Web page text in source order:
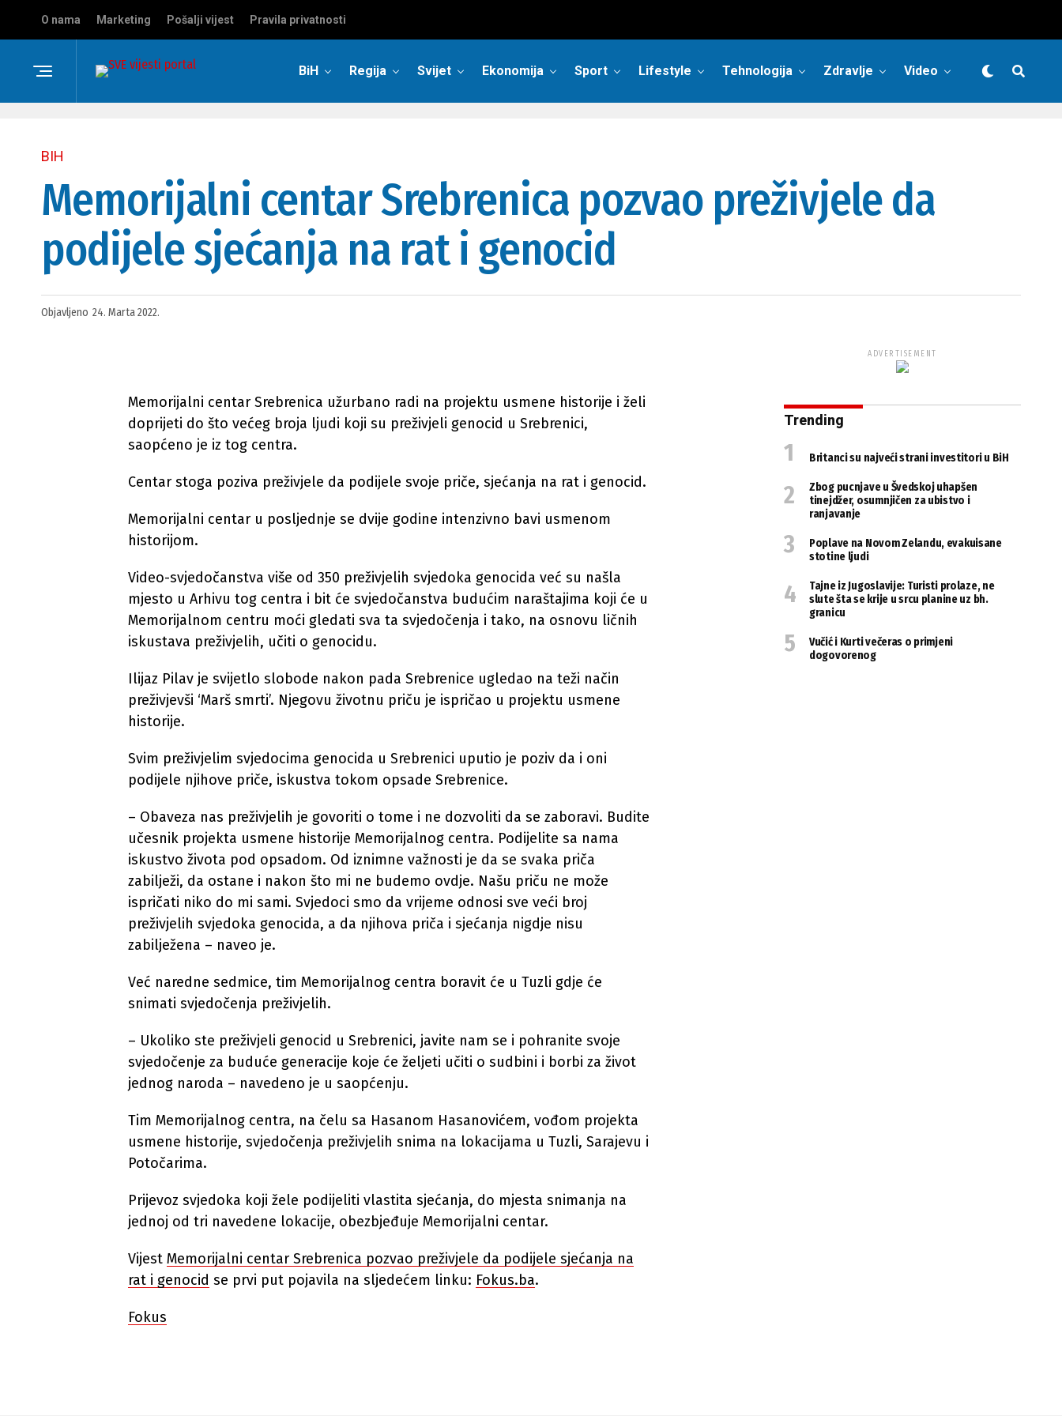
O nama Marketing Pošalji vijest Pravila privatnosti
BiH Regija Svijet Ekonomija Sport Lifestyle Tehnologija Zdravlje Video
BIH
Memorijalni centar Srebrenica pozvao preživjele da
podijele sjećanja na rat i genocid
Objavljeno 24. Marta 2022.
Memorijalni centar Srebrenica užurbano radi na projektu usmene historije i želi
doprijeti do što većeg broja ljudi koji su preživjeli genocid u Srebrenici,
saopćeno je iz tog centra.
Centar stoga poziva preživjele da podijele svoje priče, sjećanja na rat i genocid.
Memorijalni centar u posljednje se dvije godine intenzivno bavi usmenom
historijom.
Video-svjedočanstva više od 350 preživjelih svjedoka genocida već su našla
mjesto u Arhivu tog centra i bit će svjedočanstva budućim naraštajima koji će u
Memorijalnom centru moći gledati sva ta svjedočenja i tako, na osnovu ličnih
iskustava preživjelih, učiti o genocidu.
Ilijaz Pilav je svijetlo slobode nakon pada Srebrenice ugledao na teži način
preživjevši ‘Marš smrti’. Njegovu životnu priču je ispričao u projektu usmene
historije.
Svim preživjelim svjedocima genocida u Srebrenici uputio je poziv da i oni
podijele njihove priče, iskustva tokom opsade Srebrenice.
– Obaveza nas preživjelih je govoriti o tome i ne dozvoliti da se zaboravi. Budite
učesnik projekta usmene historije Memorijalnog centra. Podijelite sa nama
iskustvo života pod opsadom. Od iznimne važnosti je da se svaka priča
zabilježi, da ostane i nakon što mi ne budemo ovdje. Našu priču ne može
ispričati niko do mi sami. Svjedoci smo da vrijeme odnosi sve veći broj
preživjelih svjedoka genocida, a da njihova priča i sjećanja nigdje nisu
zabilježena – naveo je.
Već naredne sedmice, tim Memorijalnog centra boravit će u Tuzli gdje će
snimati svjedočenja preživjelih.
– Ukoliko ste preživjeli genocid u Srebrenici, javite nam se i pohranite svoje
svjedočenje za buduće generacije koje će željeti učiti o sudbini i borbi za život
jednog naroda – navedeno je u saopćenju.
Tim Memorijalnog centra, na čelu sa Hasanom Hasanovićem, vođom projekta
usmene historije, svjedočenja preživjelih snima na lokacijama u Tuzli, Sarajevu i
Potočarima.
Prijevoz svjedoka koji žele podijeliti vlastita sjećanja, do mjesta snimanja na
jednoj od tri navedene lokacije, obezbjeđuje Memorijalni centar.
Vijest Memorijalni centar Srebrenica pozvao preživjele da podijele sjećanja na
rat i genocid se prvi put pojavila na sljedećem linku: Fokus.ba.
Fokus
ADVERTISEMENT
Trending
Britanci su najveći strani investitori u BiH
Zbog pucnjave u Švedskoj uhapšen
tinejdžer, osumnjičen za ubistvo i
ranjavanje
Poplave na Novom Zelandu, evakuisane
stotine ljudi
Tajne iz Jugoslavije: Turisti prolaze, ne
slute šta se krije u srcu planine uz bh.
granicu
Vučić i Kurti večeras o primjeni
dogovorenog